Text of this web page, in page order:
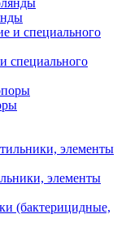
специального
элементы